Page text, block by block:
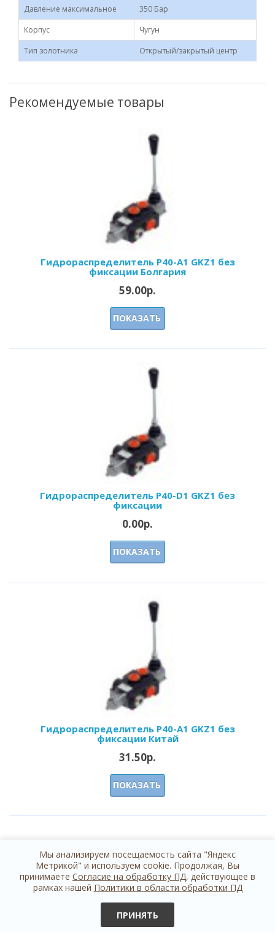
Давление максимальное
350 Бар
Корпус
Чугун
Тип золотника
Открытый/закрытый центр
Рекомендуемые товары
Гидрораспределитель Р40-А1 GKZ1 без
фиксации Болгария
59.00р.
ПОКАЗАТЬ
Гидрораспределитель Р40-D1 GKZ1 без
фиксации
0.00р.
ПОКАЗАТЬ
Гидрораспределитель Р40-А1 GKZ1 без
фиксации Китай
31.50р.
ПОКАЗАТЬ
+7 812 614 44 24
Мы анализируем посещаемость сайта "Яндекс
Метрикой" и используем cookie. Продолжая, Вы
принимаете Согласие на обработку ПД, действующее в
рамках нашей Политики в области обработки ПД
ПРИНЯТЬ